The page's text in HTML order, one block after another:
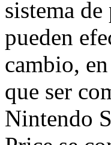
sistema
pueden
cambio,
que ser
Nintendo